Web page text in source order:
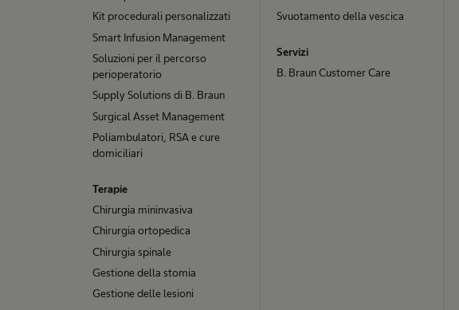
Kit procedurali personalizzati
Smart Infusion Management
Soluzioni per il percorso
perioperatorio
Supply Solutions di B. Braun
Surgical Asset Management
Poliambulatori, RSA e cure
domiciliari
Terapie
Chirurgia mininvasiva
Chirurgia ortopedica
Chirurgia spinale
Gestione della stomia
Gestione delle lesioni
Svuotamento della vescica
Servizi
B. Braun Customer Care